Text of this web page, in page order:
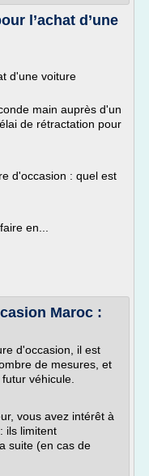
l’achat d’une
d'une voiture
main auprès d'un
de rétractation pour
d'occasion : quel est
en...
Maroc :
d'occasion, il est
de mesures, et
véhicule.
vous avez intérêt à
ils limitent
suite (en cas de